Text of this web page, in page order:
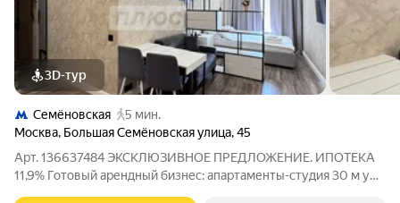
3D-тур
Семёновская
5 мин.
Москва, Большая Семёновская улица,45
Арт. 136637484 ЭКСКЛЮЗИВНОЕ ПРЕДЛОЖЕНИЕ. ИПОТЕКА
11,9% Готовый арендный бизнес: апартаменты-студия 30 м у